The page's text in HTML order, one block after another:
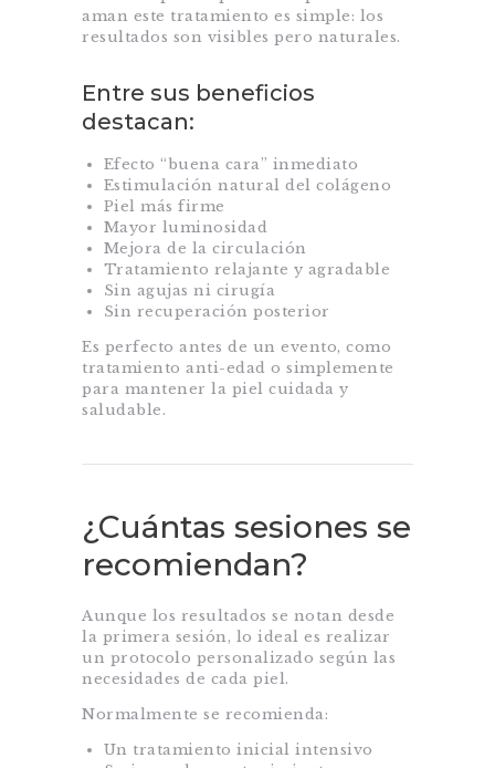
aman este tratamiento es simple: los
resultados son visibles pero naturales.
Entre sus beneficios
destacan:
Efecto “buena cara” inmediato
Estimulación natural del colágeno
Piel más firme
Mayor luminosidad
Mejora de la circulación
Tratamiento relajante y agradable
Sin agujas ni cirugía
Sin recuperación posterior
Es perfecto antes de un evento, como
tratamiento anti-edad o simplemente
para mantener la piel cuidada y
saludable.
¿Cuántas sesiones se
recomiendan?
Aunque los resultados se notan desde
la primera sesión, lo ideal es realizar
un protocolo personalizado según las
necesidades de cada piel.
Normalmente se recomienda:
Un tratamiento inicial intensivo